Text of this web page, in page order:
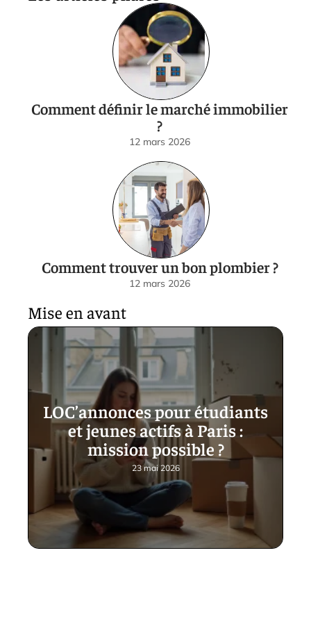
Comment définir le marché immobilier
?
12 mars 2026
Comment trouver un bon plombier ?
12 mars 2026
Mise en avant
LOC’annonces pour étudiants
et jeunes actifs à Paris :
mission possible ?
23 mai 2026